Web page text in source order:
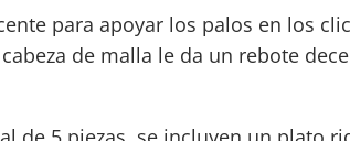
para apoyar los palos en los
de malla le da un rebote